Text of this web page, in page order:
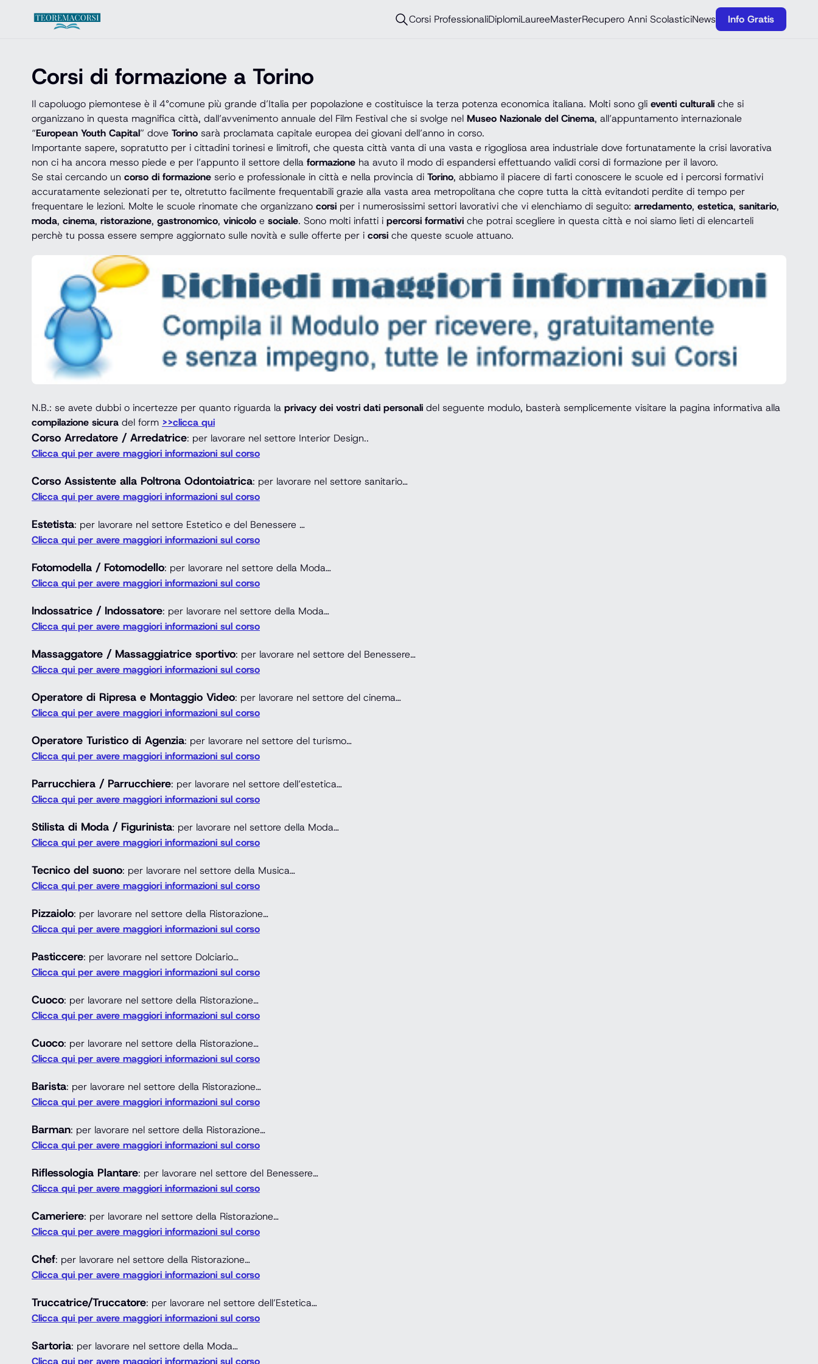
Corsi ProfessionaliDiplomiLaureeMasterRecupero Anni ScolasticiNews Info Gratis
Corsi di formazione a Torino
Il capoluogo piemontese è il 4°comune più grande d’Italia per popolazione e costituisce la terza potenza economica italiana. Molti sono gli eventi culturali che si
organizzano in questa magnifica città, dall’avvenimento annuale del Film Festival che si svolge nel Museo Nazionale del Cinema, all’appuntamento internazionale
“European Youth Capital” dove Torino sarà proclamata capitale europea dei giovani dell’anno in corso.
Importante sapere, sopratutto per i cittadini torinesi e limitrofi, che questa città vanta di una vasta e rigogliosa area industriale dove fortunatamente la crisi lavorativa
non ci ha ancora messo piede e per l’appunto il settore della formazione ha avuto il modo di espandersi effettuando validi corsi di formazione per il lavoro.
Se stai cercando un corso di formazione serio e professionale in città e nella provincia di Torino, abbiamo il piacere di farti conoscere le scuole ed i percorsi formativi
accuratamente selezionati per te, oltretutto facilmente frequentabili grazie alla vasta area metropolitana che copre tutta la città evitandoti perdite di tempo per
frequentare le lezioni. Molte le scuole rinomate che organizzano corsi per i numerosissimi settori lavorativi che vi elenchiamo di seguito: arredamento, estetica, sanitario,
moda, cinema, ristorazione, gastronomico, vinicolo e sociale. Sono molti infatti i percorsi formativi che potrai scegliere in questa città e noi siamo lieti di elencarteli
perchè tu possa essere sempre aggiornato sulle novità e sulle offerte per i corsi che queste scuole attuano.
N.B.: se avete dubbi o incertezze per quanto riguarda la privacy dei vostri dati personali del seguente modulo, basterà semplicemente visitare la pagina informativa alla
compilazione sicura del form >>clicca qui
Corso Arredatore / Arredatrice: per lavorare nel settore Interior Design..
Clicca qui per avere maggiori informazioni sul corso
Corso Assistente alla Poltrona Odontoiatrica: per lavorare nel settore sanitario…
Clicca qui per avere maggiori informazioni sul corso
Estetista: per lavorare nel settore Estetico e del Benessere …
Clicca qui per avere maggiori informazioni sul corso
Fotomodella / Fotomodello: per lavorare nel settore della Moda…
Clicca qui per avere maggiori informazioni sul corso
Indossatrice / Indossatore: per lavorare nel settore della Moda…
Clicca qui per avere maggiori informazioni sul corso
Massaggatore / Massaggiatrice sportivo: per lavorare nel settore del Benessere…
Clicca qui per avere maggiori informazioni sul corso
Operatore di Ripresa e Montaggio Video: per lavorare nel settore del cinema…
Clicca qui per avere maggiori informazioni sul corso
Operatore Turistico di Agenzia: per lavorare nel settore del turismo…
Clicca qui per avere maggiori informazioni sul corso
Parrucchiera / Parrucchiere: per lavorare nel settore dell’estetica…
Clicca qui per avere maggiori informazioni sul corso
Stilista di Moda / Figurinista: per lavorare nel settore della Moda…
Clicca qui per avere maggiori informazioni sul corso
Tecnico del suono: per lavorare nel settore della Musica…
Clicca qui per avere maggiori informazioni sul corso
Pizzaiolo: per lavorare nel settore della Ristorazione…
Clicca qui per avere maggiori informazioni sul corso
Pasticcere: per lavorare nel settore Dolciario…
Clicca qui per avere maggiori informazioni sul corso
Cuoco: per lavorare nel settore della Ristorazione…
Clicca qui per avere maggiori informazioni sul corso
Cuoco: per lavorare nel settore della Ristorazione…
Clicca qui per avere maggiori informazioni sul corso
Barista: per lavorare nel settore della Ristorazione…
Clicca qui per avere maggiori informazioni sul corso
Barman: per lavorare nel settore della Ristorazione…
Clicca qui per avere maggiori informazioni sul corso
Riflessologia Plantare: per lavorare nel settore del Benessere…
Clicca qui per avere maggiori informazioni sul corso
Cameriere: per lavorare nel settore della Ristorazione…
Clicca qui per avere maggiori informazioni sul corso
Chef: per lavorare nel settore della Ristorazione…
Clicca qui per avere maggiori informazioni sul corso
Truccatrice/Truccatore: per lavorare nel settore dell’Estetica…
Clicca qui per avere maggiori informazioni sul corso
Sartoria: per lavorare nel settore della Moda…
Clicca qui per avere maggiori informazioni sul corso